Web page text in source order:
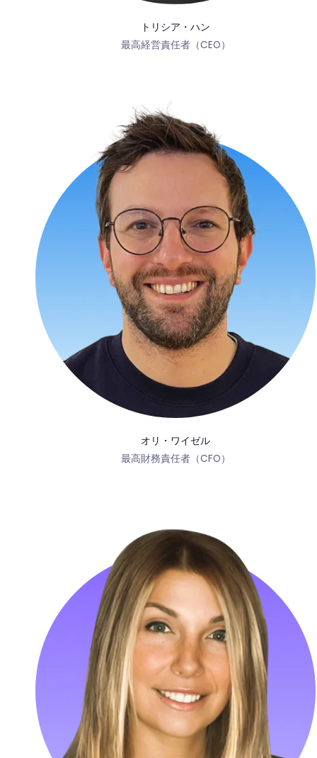
トリシア・ハン
最高経営責任者（CEO）
オリ・ワイゼル
最高財務責任者（CFO）